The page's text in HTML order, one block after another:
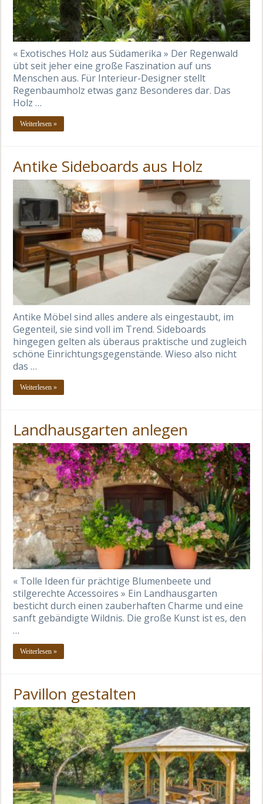
« Exotisches Holz aus Südamerika » Der Regenwald
übt seit jeher eine große Faszination auf uns
Menschen aus. Für Interieur-Designer stellt
Regenbaumholz etwas ganz Besonderes dar. Das
Holz …
Weiterlesen »
Antike Sideboards aus Holz
Antike Möbel sind alles andere als eingestaubt, im
Gegenteil, sie sind voll im Trend. Sideboards
hingegen gelten als überaus praktische und zugleich
schöne Einrichtungsgegenstände. Wieso also nicht
das …
Weiterlesen »
Landhausgarten anlegen
« Tolle Ideen für prächtige Blumenbeete und
stilgerechte Accessoires » Ein Landhausgarten
besticht durch einen zauberhaften Charme und eine
sanft gebändigte Wildnis. Die große Kunst ist es, den
…
Weiterlesen »
Pavillon gestalten